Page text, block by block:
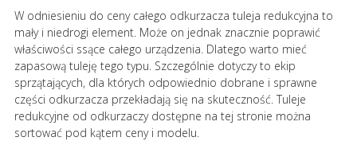
W odniesieniu do ceny całego odkurzacza tuleja redukcyjna to
mały i niedrogi element. Może on jednak znacznie poprawić
właściwości ssące całego urządzenia. Dlatego warto mieć
zapasową tuleję tego typu. Szczególnie dotyczy to ekip
sprzątających, dla których odpowiednio dobrane i sprawne
części odkurzacza przekładają się na skuteczność. Tuleje
redukcyjne od odkurzaczy dostępne na tej stronie można
sortować pod kątem ceny i modelu.